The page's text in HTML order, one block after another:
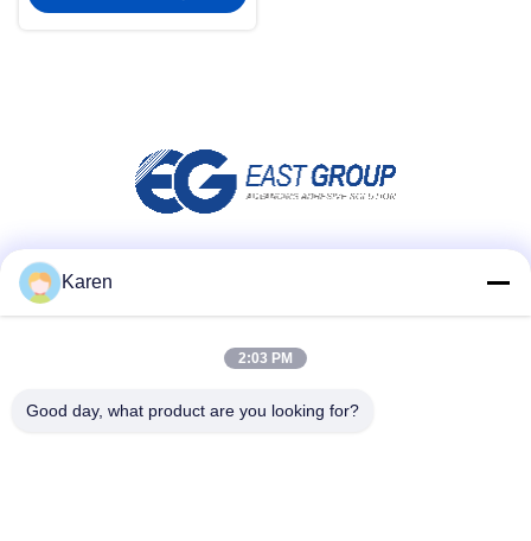
Karen
2:03 PM
Good day, what product are you looking for?